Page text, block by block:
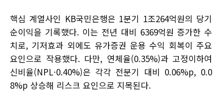
핵심 계열사인 KB국민은행은 1분기 1조264억원의 당기
순이익을 기록했다. 이는 전년 대비 6369억원 증가한 수
치로, 기저효과 외에도 유가증권 운용 수익 회복이 주요
요인으로 작용했다. 다만, 연체율(0.35%)과 고정이하여
신비율(NPL·0.40%)은 각각 전분기 대비 0.06%p, 0.0
8%p 상승해 리스크 요인으로 지목된다.